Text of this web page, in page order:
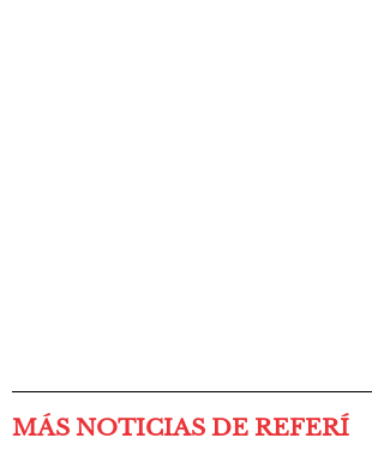
MÁS NOTICIAS DE REFERÍ